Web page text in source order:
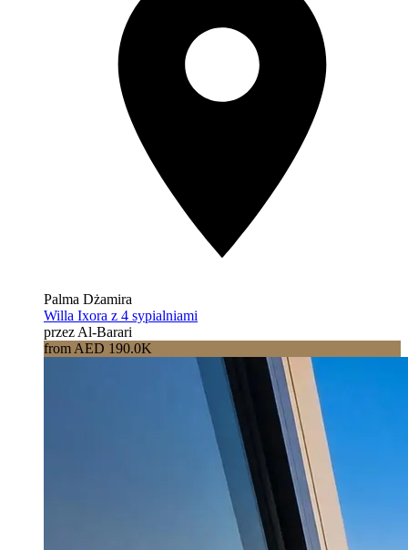
Palma Dżamira
Willa Ixora z 4 sypialniami
przez Al-Barari
from AED 190.0K